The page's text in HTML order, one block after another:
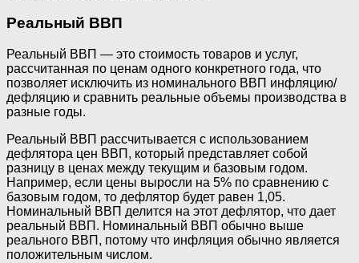
Реальный ВВП
Реальный ВВП — это стоимость товаров и услуг,
рассчитанная по ценам одного конкретного года, что
позволяет исключить из номинального ВВП инфляцию/
дефляцию и сравнить реальные объемы производства в
разные годы.
Реальный ВВП рассчитывается с использованием
дефлятора цен ВВП, который представляет собой
разницу в ценах между текущим и базовым годом.
Например, если цены выросли на 5% по сравнению с
базовым годом, то дефлятор будет равен 1,05.
Номинальный ВВП делится на этот дефлятор, что дает
реальный ВВП. Номинальный ВВП обычно выше
реального ВВП, потому что инфляция обычно является
положительным числом.